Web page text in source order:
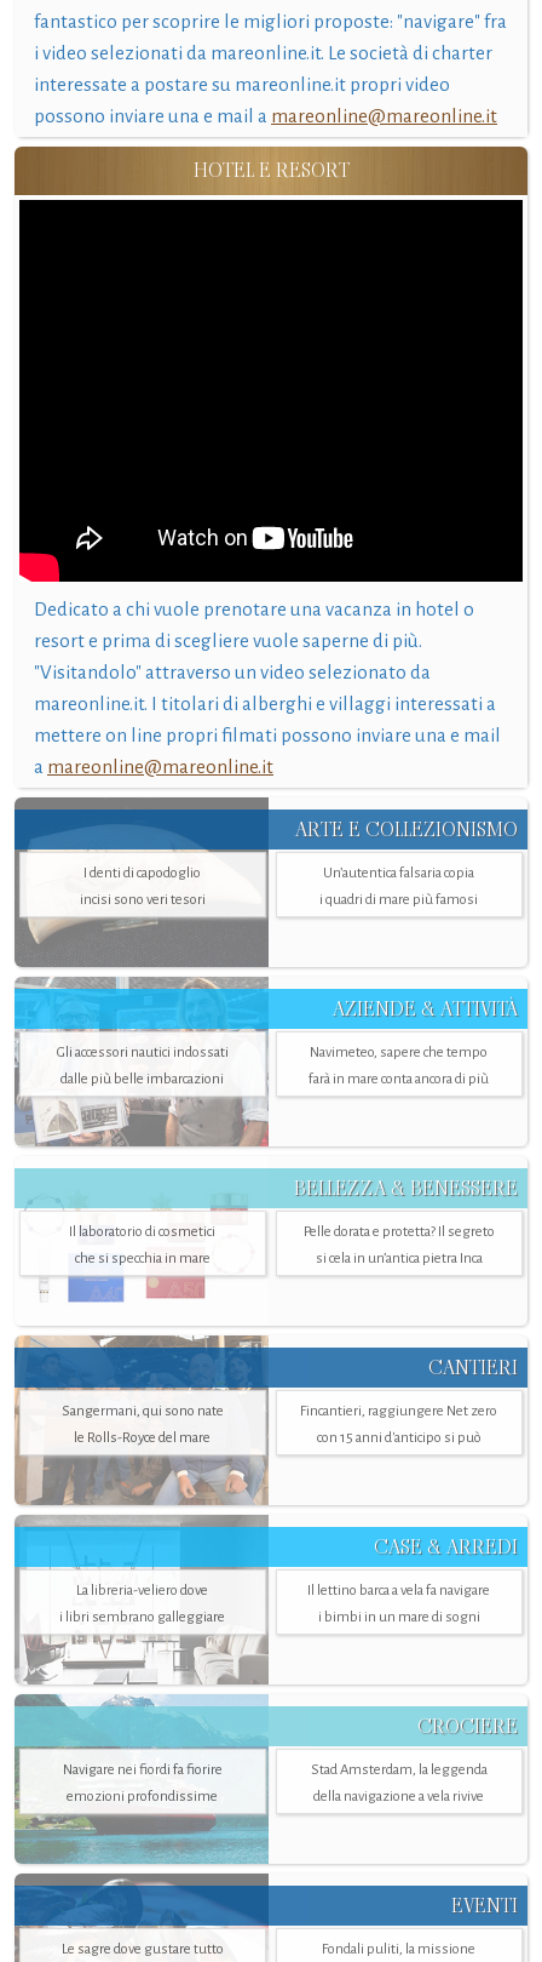
fantastico per scoprire le migliori proposte: "navigare" fra
i video selezionati da mareonline.it. Le società di charter
interessate a postare su mareonline.it propri video
possono inviare una e mail a mareonline@mareonline.it
HOTEL E RESORT
Dedicato a chi vuole prenotare una vacanza in hotel o
resort e prima di scegliere vuole saperne di più.
"Visitandolo" attraverso un video selezionato da
mareonline.it. I titolari di alberghi e villaggi interessati a
mettere on line propri filmati possono inviare una e mail
a mareonline@mareonline.it
ARTE E COLLEZIONISMO
I denti di capodoglio
incisi sono veri tesori
Un’autentica falsaria copia
i quadri di mare più famosi
AZIENDE & ATTIVITÀ
Gli accessori nautici indossati
dalle più belle imbarcazioni
Navimeteo, sapere che tempo
farà in mare conta ancora di più
BELLEZZA & BENESSERE
Il laboratorio di cosmetici
che si specchia in mare
Pelle dorata e protetta? Il segreto
si cela in un’antica pietra Inca
CANTIERI
Sangermani, qui sono nate
le Rolls-Royce del mare
Fincantieri, raggiungere Net zero
con 15 anni d'anticipo si può
CASE & ARREDI
La libreria-veliero dove
i libri sembrano galleggiare
Il lettino barca a vela fa navigare
i bimbi in un mare di sogni
CROCIERE
Navigare nei fiordi fa fiorire
emozioni profondissime
Stad Amsterdam, la leggenda
della navigazione a vela rivive
EVENTI
Le sagre dove gustare tutto
Fondali puliti, la missione